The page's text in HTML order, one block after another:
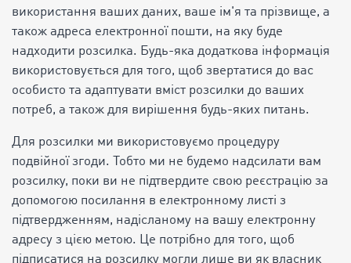
використання ваших даних, ваше ім'я та прізвище, а
також адреса електронної пошти, на яку буде
надходити розсилка. Будь-яка додаткова інформація
використовується для того, щоб звертатися до вас
особисто та адаптувати вміст розсилки до ваших
потреб, а також для вирішення будь-яких питань.
Для розсилки ми використовуємо процедуру
подвійної згоди. Тобто ми не будемо надсилати вам
розсилку, поки ви не підтвердите свою реєстрацію за
допомогою посилання в електронному листі з
підтвердженням, надісланому на вашу електронну
адресу з цією метою. Це потрібно для того, щоб
підписатися на розсилку могли лише ви як власник